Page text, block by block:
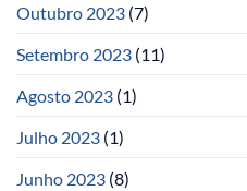
Outubro 2023 (7)
Setembro 2023 (11)
Agosto 2023 (1)
Julho 2023 (1)
Junho 2023 (8)